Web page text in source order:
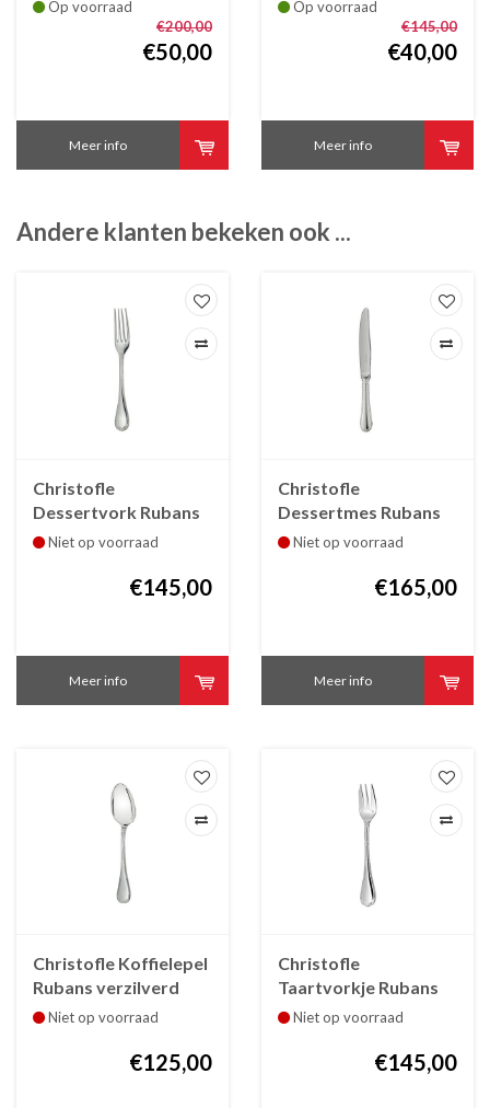
Op voorraad
€200,00
€50,00
Meer info
Op voorraad
€145,00
€40,00
Meer info
Andere klanten bekeken ook ...
Christofle
Dessertvork Rubans
verzilverd
Niet op voorraad
€145,00
Meer info
Christofle
Dessertmes Rubans
verzilverd
Niet op voorraad
€165,00
Meer info
Christofle Koffielepel
Rubans verzilverd
Niet op voorraad
€125,00
Christofle
Taartvorkje Rubans
verzilverd
Niet op voorraad
€145,00